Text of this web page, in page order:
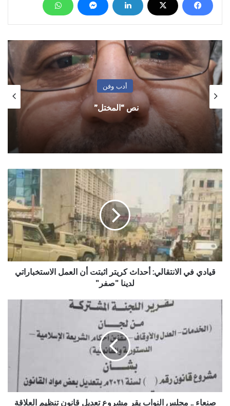
أدب وفن
نص “المختل”
قيادي
في
الانتقالي:
أحداث
كريتر
اثبتت
أن
العمل
الاستخباراتي
لديناقيادي في الانتقالي: أحداث كريتر اثبتت أن العمل الاستخباراتي
لدينا "صفر"
..
مجلس
تعديل
قانون
تنظيم
العلاقة
صنعاء .. مجلس النواب يقر مشروع تعديل قانون تنظيم العلاقة